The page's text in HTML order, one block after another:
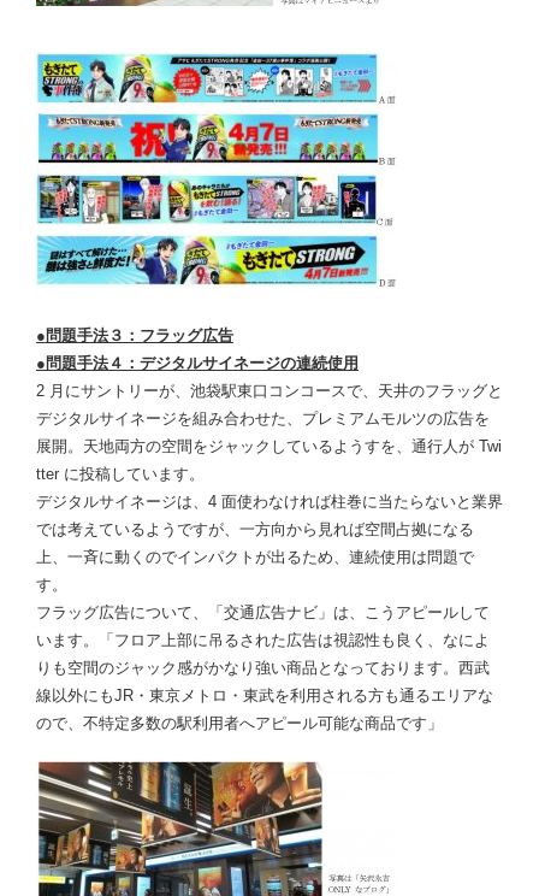
●問題手法３：フラッグ広告
●問題手法４：デジタルサイネージの連続使用
2 月にサントリーが、池袋駅東口コンコースで、天井のフラッグと
デジタルサイネージを組み合わせた、プレミアムモルツの広告を
展開。天地両方の空間をジャックしているようすを、通行人が Twi
tter に投稿しています。
デジタルサイネージは、4 面使わなければ柱巻に当たらないと業界
では考えているようですが、一方向から見れば空間占拠になる
上、一斉に動くのでインパクトが出るため、連続使用は問題で
す。
フラッグ広告について、「交通広告ナビ」は、こうアピールして
います。「フロア上部に吊るされた広告は視認性も良く、なによ
りも空間のジャック感がかなり強い商品となっております。西武
線以外にもJR・東京メトロ・東武を利用される方も通るエリアな
ので、不特定多数の駅利用者へアピール可能な商品です」